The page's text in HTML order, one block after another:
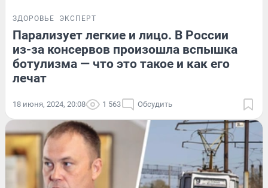
ЗДОРОВЬЕ ЭКСПЕРТ
Парализует легкие и лицо. В России
из-за консервов произошла вспышка
ботулизма — что это такое и как его
лечат
18 июня, 2024, 20:08 1 563 Обсудить